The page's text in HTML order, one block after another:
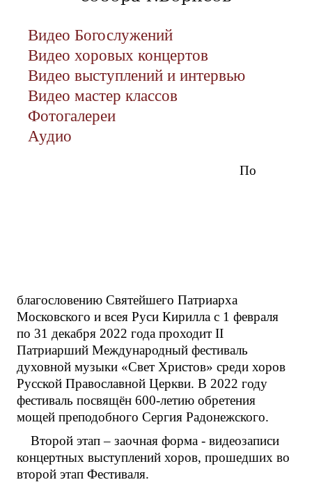
Видео Богослужений
Видео хоровых концертов
Видео выступлений и интервью
Видео мастер классов
Фотогалереи
Аудио
По
благословению Святейшего Патриарха
Московского и всея Руси Кирилла с 1 февраля
по 31 декабря 2022 года проходит II
Патриарший Международный фестиваль
духовной музыки «Свет Христов» среди хоров
Русской Православной Церкви. В 2022 году
фестиваль посвящён 600-летию обретения
мощей преподобного Сергия Радонежского.
Второй этап – заочная форма - видеозаписи
концертных выступлений хоров, прошедших во
второй этап Фестиваля.